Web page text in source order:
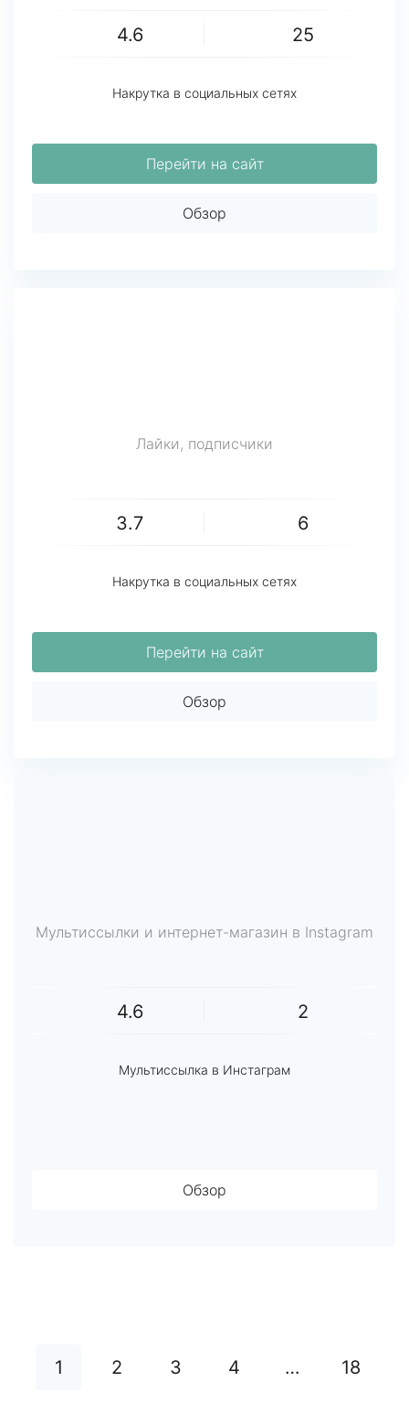
4.6 25
Накрутка в социальных сетях
Перейти на сайт
Обзор
Лайки, подписчики
3.7 6
Накрутка в социальных сетях
Перейти на сайт
Обзор
Мультиссылки и интернет-магазин в Instagram
4.6 2
Мультиссылка в Инстаграм
Обзор
1 2 3 4 … 18